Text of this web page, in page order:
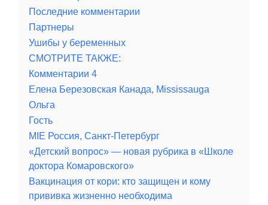
Последние комментарии
Партнеры
Ушибы у беременных
СМОТРИТЕ ТАКЖЕ:
Комментарии 4
Елена Березовская Канада, Mississauga
Ольга
Гость
MIE Россия, Санкт-Петербург
«Детский вопрос» — новая рубрика в «Школе
доктора Комаровского»
Вакцинация от кори: кто защищен и кому
прививка жизненно необходима